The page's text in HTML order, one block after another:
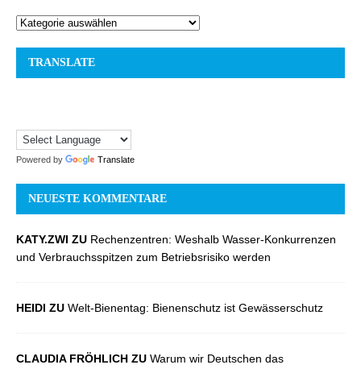
TRANSLATE
Powered by Translate
NEUESTE KOMMENTARE
KATY.ZWI ZU Rechenzentren: Weshalb Wasser-Konkurrenzen
und Verbrauchsspitzen zum Betriebsrisiko werden
HEIDI ZU Welt-Bienentag: Bienenschutz ist Gewässerschutz
CLAUDIA FRÖHLICH ZU Warum wir Deutschen das